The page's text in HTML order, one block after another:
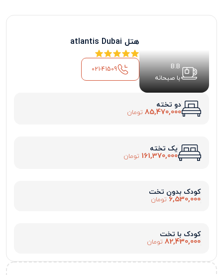
B.B
با صبحانه
هتل atlantis Dubai
021-41509
دو تخته
85,470,000 تومان
یک تخته
161,370,000 تومان
کودک بدون تخت
6,530,000 تومان
کودک با تخت
82,430,000 تومان